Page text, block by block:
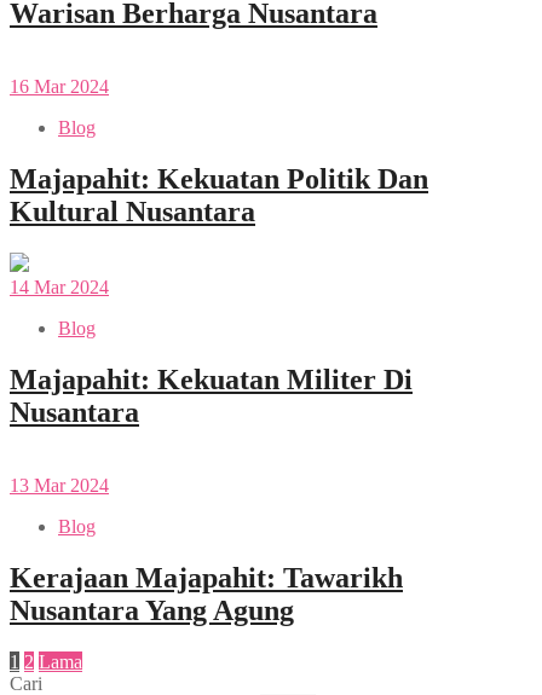
Warisan Berharga Nusantara
16 Mar 2024
Blog
Majapahit: Kekuatan Politik Dan
Kultural Nusantara
14 Mar 2024
Blog
Majapahit: Kekuatan Militer Di
Nusantara
13 Mar 2024
Blog
Kerajaan Majapahit: Tawarikh
Nusantara Yang Agung
1 2 Lama
Cari